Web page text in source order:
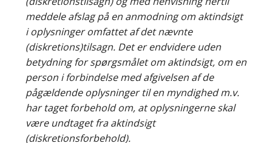
meddele afslag på en anmodning om aktindsigt
i oplysninger omfattet af det nævnte
(diskretions)tilsagn. Det er endvidere uden
betydning for spørgsmålet om aktindsigt, om en
person i forbindelse med afgivelsen af de
pågældende oplysninger til en myndighed m.v.
har taget forbehold om, at oplysningerne skal
være undtaget fra aktindsigt
(diskretionsforbehold).